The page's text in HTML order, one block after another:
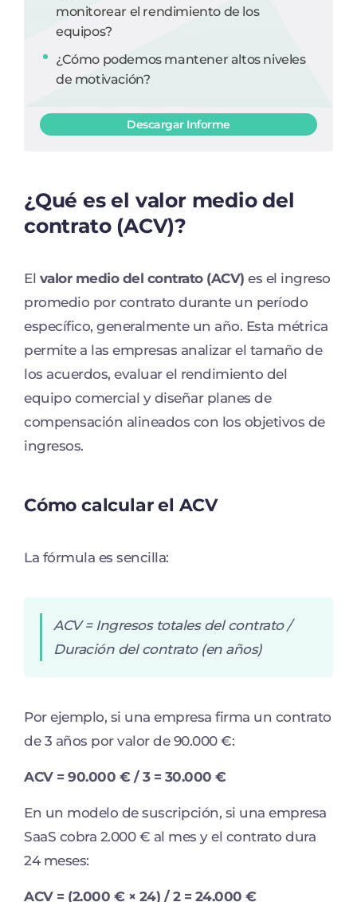
monitorear el rendimiento de los
equipos?
¿Cómo podemos mantener altos niveles
de motivación?
Descargar Informe
¿Qué es el valor medio del
contrato (ACV)?
El valor medio del contrato (ACV) es el ingreso
promedio por contrato durante un período
específico, generalmente un año. Esta métrica
permite a las empresas analizar el tamaño de
los acuerdos, evaluar el rendimiento del
equipo comercial y diseñar planes de
compensación alineados con los objetivos de
ingresos.
Cómo calcular el ACV
La fórmula es sencilla:
ACV = Ingresos totales del contrato /
Duración del contrato (en años)
Por ejemplo, si una empresa firma un contrato
de 3 años por valor de 90.000 €:
ACV = 90.000 € / 3 = 30.000 €
En un modelo de suscripción, si una empresa
SaaS cobra 2.000 € al mes y el contrato dura
24 meses:
ACV = (2.000 € × 24) / 2 = 24.000 €